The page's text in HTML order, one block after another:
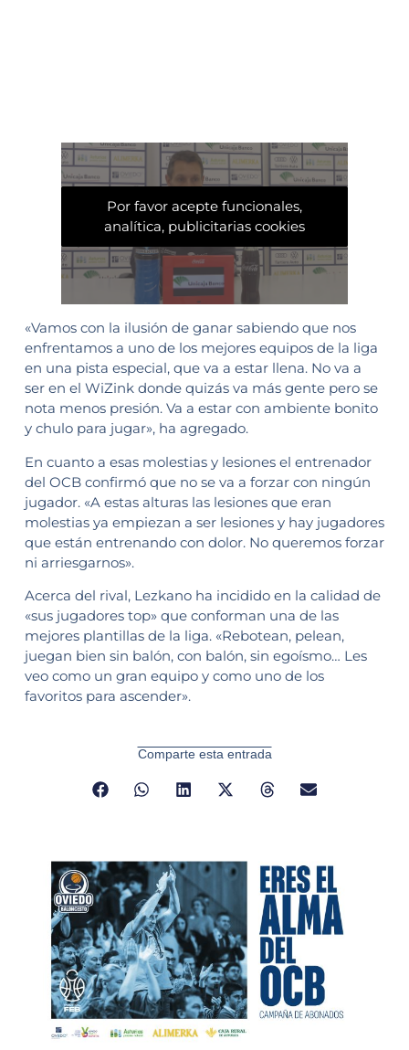
Por favor acepte funcionales,
analítica, publicitarias cookies
«Vamos con la ilusión de ganar sabiendo que nos
enfrentamos a uno de los mejores equipos de la liga
en una pista especial, que va a estar llena. No va a
ser en el WiZink donde quizás va más gente pero se
nota menos presión. Va a estar con ambiente bonito
y chulo para jugar», ha agregado.
En cuanto a esas molestias y lesiones el entrenador
del OCB confirmó que no se va a forzar con ningún
jugador. «A estas alturas las lesiones que eran
molestias ya empiezan a ser lesiones y hay jugadores
que están entrenando con dolor. No queremos forzar
ni arriesgarnos».
Acerca del rival, Lezkano ha incidido en la calidad de
«sus jugadores top» que conforman una de las
mejores plantillas de la liga. «Rebotean, pelean,
juegan bien sin balón, con balón, sin egoísmo… Les
veo como un gran equipo y como uno de los
favoritos para ascender».
Comparte esta entrada